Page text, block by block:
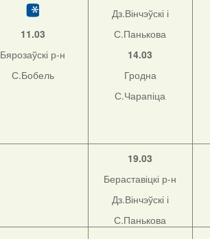
11.03
Бярозаўскі р-н
С.Бобель
Дз.Вінчэўскі і
С.Панькова
14.03
Гродна
С.Чарапіца
19.03
Бераставіцкі р-н
Дз.Вінчэўскі і
С.Панькова